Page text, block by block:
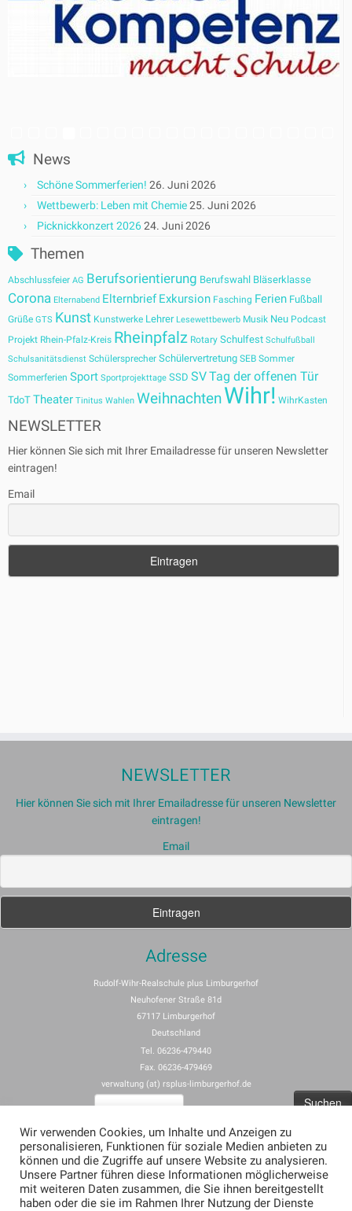
News
Schöne Sommerferien! 26. Juni 2026
Wettbewerb: Leben mit Chemie25. Juni 2026
Picknickkonzert 202624. Juni 2026
Themen
Abschlussfeier AG Berufsorientierung Berufswahl Bläserklasse
Corona Elternabend Elternbrief Exkursion Fasching Ferien Fußball
Grüße GTS Kunst Kunstwerke Lehrer Lesewettbewerb Musik Neu Podcast
Projekt Rhein-Pfalz-Kreis Rheinpfalz Rotary Schulfest Schulfußball
Schulsanitätsdienst Schülersprecher Schülervertretung SEB Sommer
Sommerferien Sport Sportprojekttage SSD SVTag der offenen Tür
TdoT Theater Tinitus Wahlen WeihnachtenWihr! WihrKasten
NEWSLETTER
Hier können Sie sich mit Ihrer Emailadresse für unseren Newsletter
eintragen!
Email
NEWSLETTER
Hier können Sie sich mit Ihrer Emailadresse für unseren Newsletter
eintragen!
Email
Adresse
Rudolf-Wihr-Realschule plus Limburgerhof
Neuhofener Straße 81d
67117 Limburgerhof
Deutschland
Tel. 06236-479440
Fax. 06236-479469
verwaltung (at) rsplus-limburgerhof.de
Impressum
Allgemeine Nutzungsbedingungen für rspus-limburgerhof.de
Erklärung zum Datenschutz (Privacy Policy) für rsplus-limburgerhof.de
Wir verwenden Cookies, um Inhalte und Anzeigen zu
personalisieren, Funktionen für soziale Medien anbieten zu
können und die Zugriffe auf unsere Website zu analysieren.
Unsere Partner führen diese Informationen möglicherweise
mit weiteren Daten zusammen, die Sie ihnen bereitgestellt
haben oder die sie im Rahmen Ihrer Nutzung der Dienste